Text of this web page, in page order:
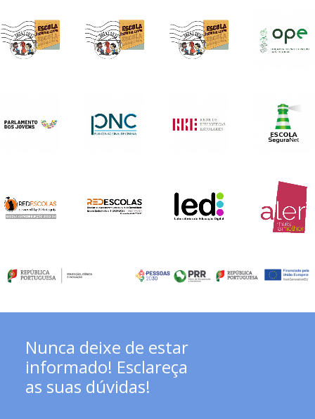
Nunca deixe de estar
informado! Esclareça
as suas dúvidas!